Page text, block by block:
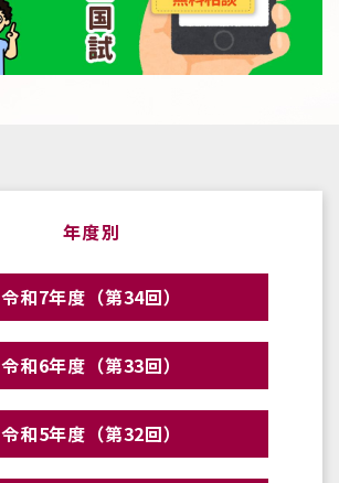
年度別
令和7年度（第34回）
令和6年度（第33回）
令和5年度（第32回）